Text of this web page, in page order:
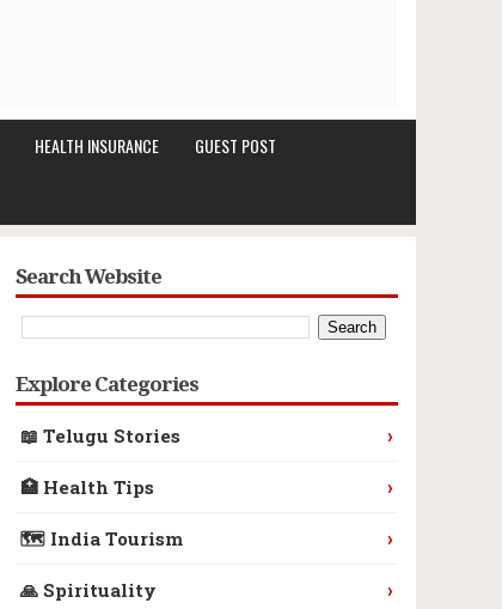
HEALTH INSURANCE GUEST POST
Search Website
Explore Categories
📖 Telugu Stories ›
🏥 Health Tips ›
🗺️ India Tourism ›
🙏 Spirituality ›